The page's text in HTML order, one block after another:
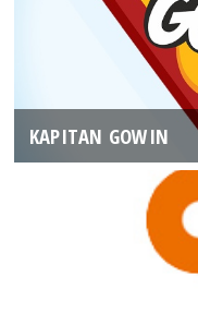
KAPITAN GOWIN